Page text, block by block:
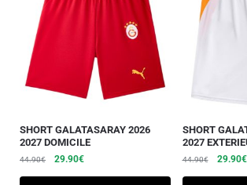
SHORT GALATASARAY 2026
2027 DOMICILE
44.90€ 29.90€
SHORT
2027
44.90€ 29.90€